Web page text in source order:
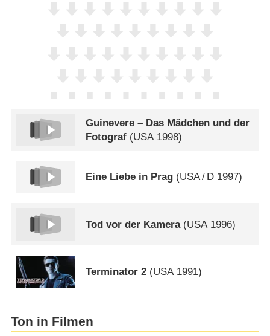
Guinevere – Das Mädchen und der
Fotograf (USA 1998)
Eine Liebe in Prag (USA/ D 1997)
Tod vor der Kamera(USA 1996)
Terminator 2 (USA1991)
Ton in Filmen